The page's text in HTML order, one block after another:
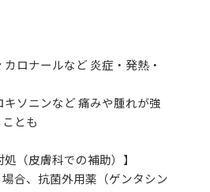
ロナールなど 炎症・発熱・
キソニンなど 痛みや腫れが強
とも
（皮膚科での補助）】
合、抗菌外用薬（ゲンタシン